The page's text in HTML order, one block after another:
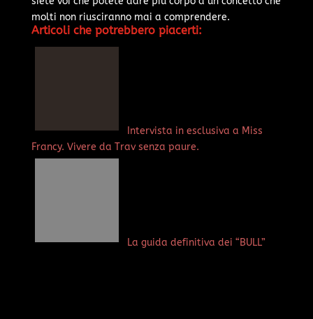
molti non riusciranno mai a comprendere.
Articoli che potrebbero piacerti:
Intervista in esclusiva a Miss
Francy. Vivere da Trav senza paure.
La guida definitiva dei “BULL”